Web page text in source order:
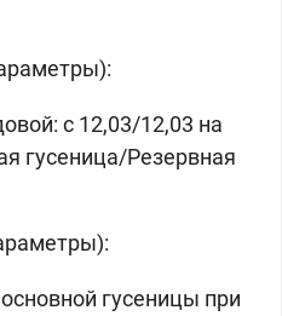
с 12,03/12,03 на
гусеница/Резервная
гусеницы при